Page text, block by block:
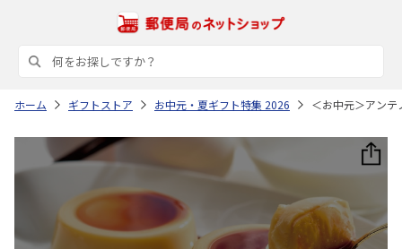
ホーム ギフトストア お中元・夏ギフト特集 2026 ＜お中元＞アン